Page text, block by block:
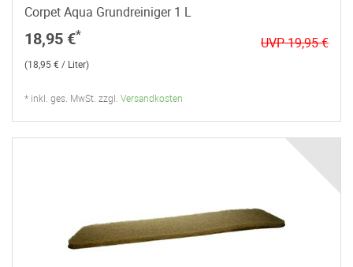
Corpet Aqua Grundreiniger 1 L
18,95 €*
UVP 19,95 €
(18,95 € / Liter)
* inkl. ges. MwSt. zzgl. Versandkosten